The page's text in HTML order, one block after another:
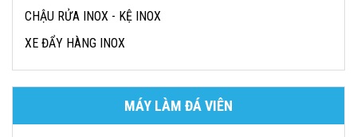
CHẬU RỬA INOX - KỆ INOX
XE ĐẨY HÀNG INOX
MÁY LÀM ĐÁ VIÊN